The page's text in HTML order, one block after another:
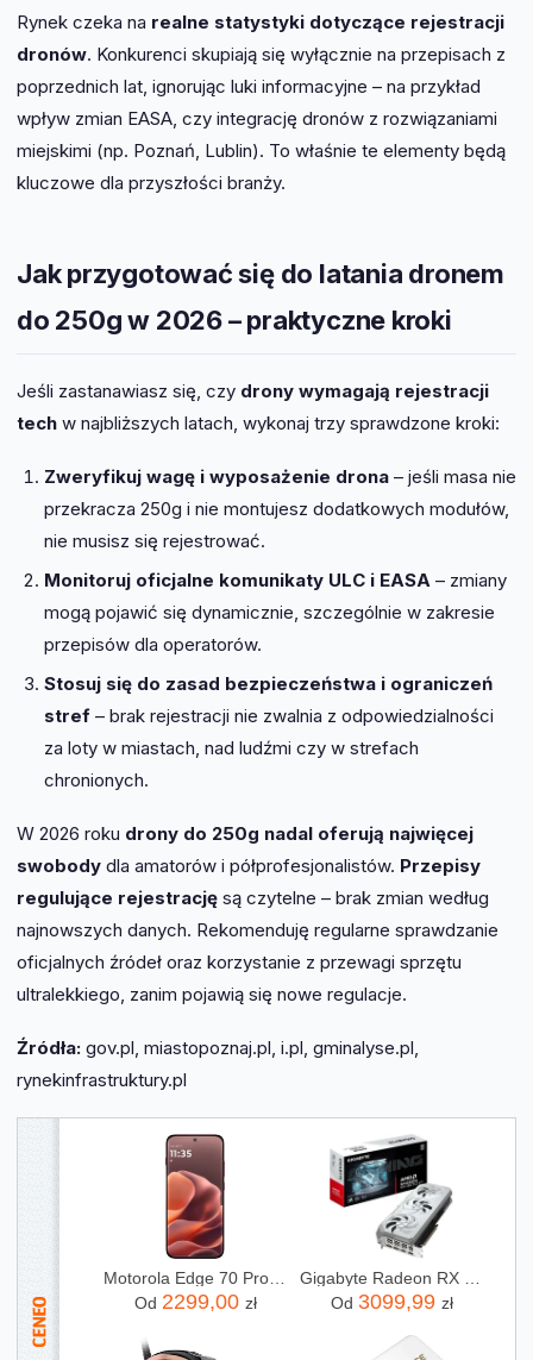
Rynek czeka na realne statystyki dotyczące rejestracji
dronów. Konkurenci skupiają się wyłącznie na przepisach z
poprzednich lat, ignorując luki informacyjne – na przykład
wpływ zmian EASA, czy integrację dronów z rozwiązaniami
miejskimi (np. Poznań, Lublin). To właśnie te elementy będą
kluczowe dla przyszłości branży.
Jak przygotować się do latania dronem
do 250g w 2026 – praktyczne kroki
Jeśli zastanawiasz się, czy drony wymagają rejestracji
tech w najbliższych latach, wykonaj trzy sprawdzone kroki:
Zweryfikuj wagę i wyposażenie drona– jeśli masa nie
przekracza 250g i nie montujesz dodatkowych modułów,
nie musisz się rejestrować.
Monitoruj oficjalne komunikaty ULC i EASA– zmiany
mogą pojawić się dynamicznie, szczególnie w zakresie
przepisów dla operatorów.
Stosuj się do zasad bezpieczeństwa i ograniczeń
stref– brak rejestracji nie zwalnia z odpowiedzialności
za loty w miastach, nad ludźmi czy w strefach
chronionych.
W 2026 roku drony do 250g nadal oferują najwięcej
swobody dla amatorów i półprofesjonalistów. Przepisy
regulujące rejestrację są czytelne – brak zmian według
najnowszych danych. Rekomenduję regularne sprawdzanie
oficjalnych źródeł oraz korzystanie z przewagi sprzętu
ultralekkiego, zanim pojawią się nowe regulacje.
Źródła: gov.pl, miastopoznaj.pl, i.pl, gminalyse.pl,
rynekinfrastruktury.pl
Motorola Edge 70 Pro 8/256GB Bordowy
Od 2299,00 zł
Od 3099,99 zł